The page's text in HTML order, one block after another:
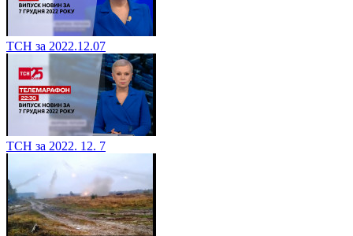
ТСН за 2022.12.07
ТСН за 2022. 12. 7